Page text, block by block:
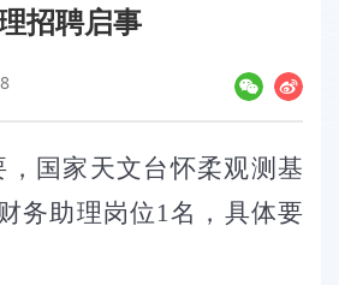
招聘启事
，国家天文台怀柔观测基
务助理岗位 1名，具体要